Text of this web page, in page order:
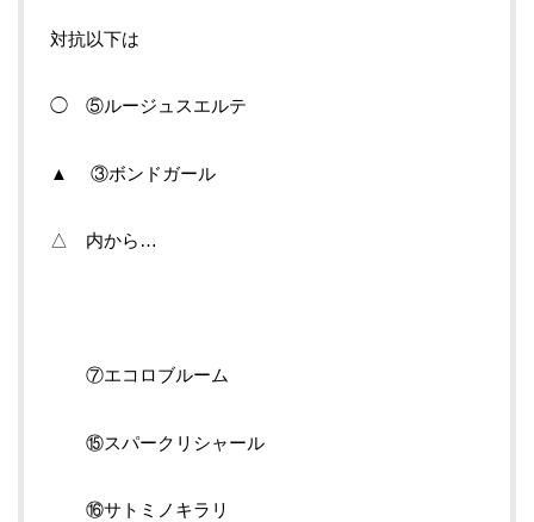
対抗以下は
◯ ⑤ルージュスエルテ
▲ ③ボンドガール
△ 内から…
⑦エコロブルーム
⑮スパークリシャール
⑯サトミノキラリ